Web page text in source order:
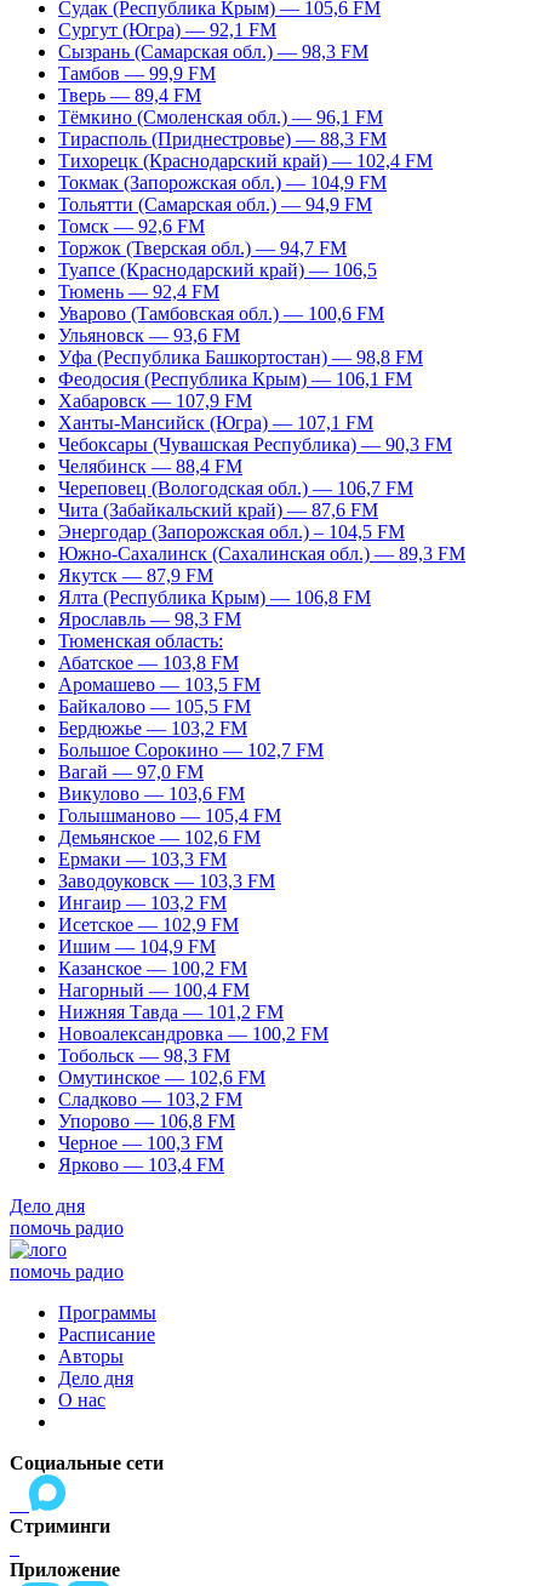
Судак (Республика Крым) — 105,6 FM
Сургут (Югра) — 92,1 FM
Сызрань (Самарская обл.) — 98,3 FM
Тамбов — 99,9 FM
Тверь — 89,4 FM
Тёмкино (Смоленская обл.) — 96,1 FM
Тирасполь (Приднестровье) — 88,3 FM
Тихорецк (Краснодарский край) — 102,4 FM
Токмак (Запорожская обл.) — 104,9 FM
Тольятти (Самарская обл.) — 94,9 FM
Томск — 92,6 FM
Торжок (Тверская обл.) — 94,7 FM
Туапсе (Краснодарский край) — 106,5
Тюмень — 92,4 FM
Уварово (Тамбовская обл.) — 100,6 FM
Ульяновск — 93,6 FM
Уфа (Республика Башкортостан) — 98,8 FM
Феодосия (Республика Крым) — 106,1 FM
Хабаровск — 107,9 FM
Ханты-Мансийск (Югра) — 107,1 FM
Чебоксары (Чувашская Республика) — 90,3 FM
Челябинск — 88,4 FM
Череповец (Вологодская обл.) — 106,7 FM
Чита (Забайкальский край) — 87,6 FM
Энергодар (Запорожская обл.) – 104,5 FM
Южно-Сахалинск (Сахалинская обл.) — 89,3 FM
Якутск — 87,9 FM
Ялта (Республика Крым) — 106,8 FM
Ярославль — 98,3 FM
Тюменская область:
Абатское — 103,8 FM
Аромашево — 103,5 FM
Байкалово — 105,5 FM
Бердюжье — 103,2 FM
Большое Сорокино — 102,7 FM
Вагай — 97,0 FM
Викулово — 103,6 FM
Голышманово — 105,4 FM
Демьянское — 102,6 FM
Ермаки — 103,3 FM
Заводоуковск — 103,3 FM
Ингаир — 103,2 FM
Исетское — 102,9 FM
Ишим — 104,9 FM
Казанское — 100,2 FM
Нагорный — 100,4 FM
Нижняя Тавда — 101,2 FM
Новоалександровка — 100,2 FM
Тобольск — 98,3 FM
Омутинское — 102,6 FM
Сладково — 103,2 FM
Упорово — 106,8 FM
Черное — 100,3 FM
Ярково — 103,4 FM
Дело дня
помочь радио
помочь радио
Программы
Расписание
Авторы
Дело дня
О нас
Социальные сети
Стриминги
Приложение